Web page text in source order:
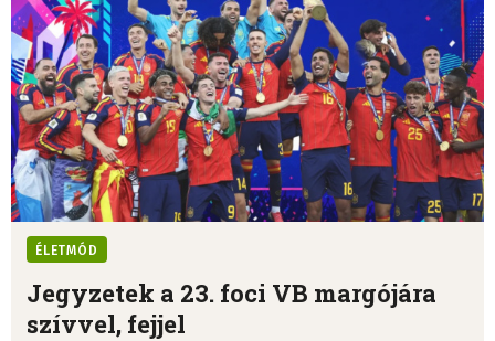
ÉLETMÓD
Jegyzetek a 23. foci VB margójára
szívvel, fejjel